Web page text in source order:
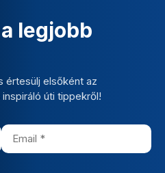
legjobb
értesülj elsőként az
úti tippekről!